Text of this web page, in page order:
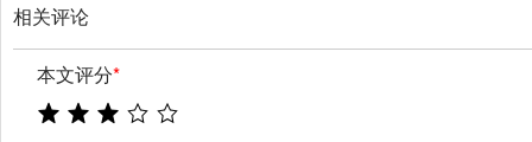
相关评论
本文评分*